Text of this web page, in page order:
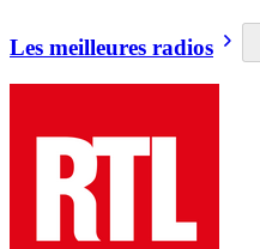
Les meilleures radios